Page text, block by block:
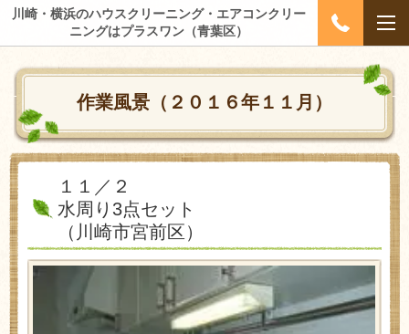
川崎・横浜のハウスクリーニング・エアコンクリー
ニングはプラスワン（青葉区）
作業風景（２０１６年１１月）
１１／２
水周り3点セット
（川崎市宮前区）